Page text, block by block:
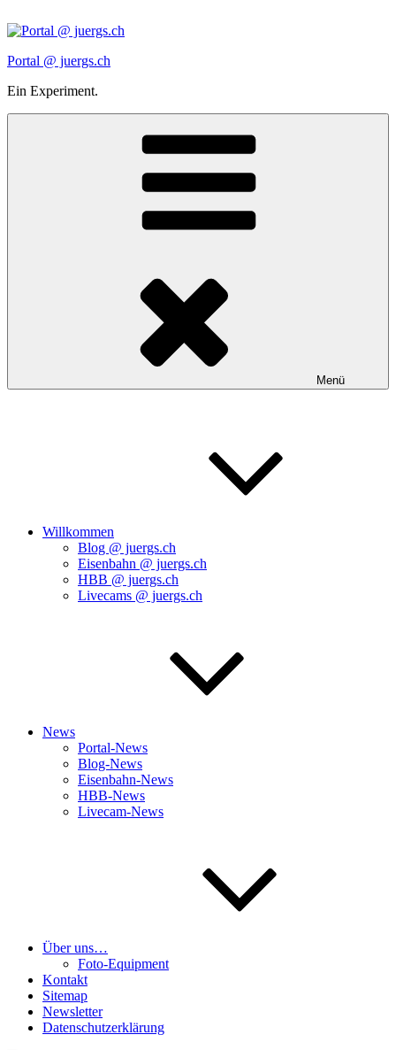
Inhalt
Portal @ juergs.ch
Ein Experiment.
Menü
Willkommen
Blog @ juergs.ch
Eisenbahn @ juergs.ch
HBB @ juergs.ch
Livecams @ juergs.ch
News
Portal-News
Blog-News
Eisenbahn-News
HBB-News
Livecam-News
Über uns…
Foto-Equipment
Kontakt
Sitemap
Newsletter
Datenschutzerklärung